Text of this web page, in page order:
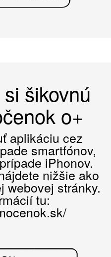
šikovnú
o+
aplikáciu cez
smartfónov,
iPhonov.
nižšie ako
webovej stránky.
tu: